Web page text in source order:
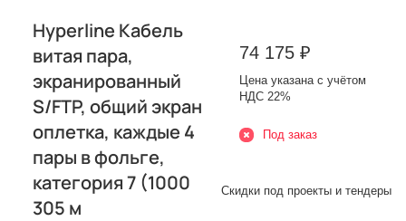
Hyperline Кабель
витая пара,
экранированный
S/FTP, общий экран
оплетка, каждые 4
пары в фольге,
категория 7 (1000
305 м
74 175 ₽
Цена указана с учётом
НДС 22%
Под заказ
Скидки под проекты и тендеры